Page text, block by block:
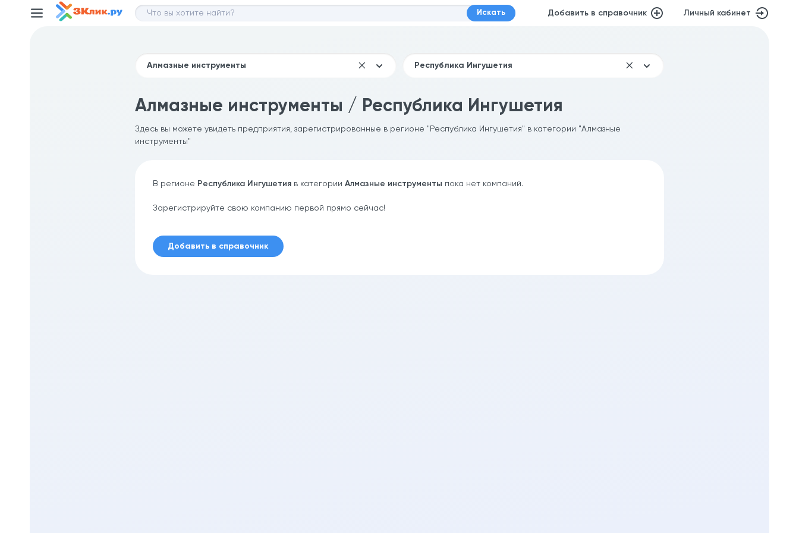
Искать Добавить в справочник Личный кабинет
Алмазные инструменты / Республика Ингушетия
Здесь вы можете увидеть предприятия, зарегистрированные в регионе "Республика Ингушетия" в категории "Алмазные
инструменты"
В регионе Республика Ингушетия в категории Алмазные инструменты пока нет компаний.
Зарегистрируйте свою компанию первой прямо сейчас!
Добавить в справочник